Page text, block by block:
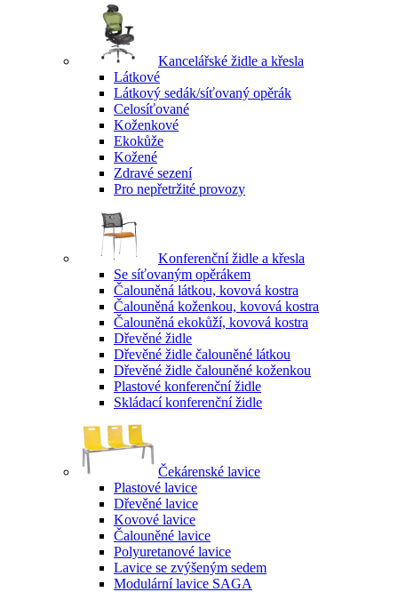
Kancelářské židle a křesla
Látkové
Látkový sedák/síťovaný opěrák
Celosíťované
Koženkové
Ekokůže
Kožené
Zdravé sezení
Pro nepřetržité provozy
Konferenční židle a křesla
Se síťovaným opěrákem
Čalouněná látkou, kovová kostra
Čalouněná koženkou, kovová kostra
Čalouněná ekokůží, kovová kostra
Dřevěné židle
Dřevěné židle čalouněné látkou
Dřevěné židle čalouněné koženkou
Plastové konferenční židle
Skládací konferenční židle
Čekárenské lavice
Plastové lavice
Dřevěné lavice
Kovové lavice
Čalouněné lavice
Polyuretanové lavice
Lavice se zvýšeným sedem
Modulární lavice SAGA